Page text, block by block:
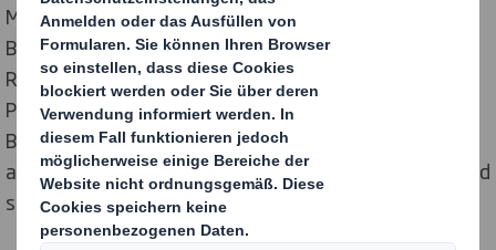
Mit der Neubesetzung trägt DS Smith der besonderen
Bedeutung des deutschen Verpackungsmarktes
Rechnung, welcher zu den größten in Europa zählt.
Philip Bautil, der bisher als Managing Director neben
Belgien, den Niederlanden und Luxemburg (Benelux)
auch Deutschland und die Schweiz verantwortete, wird
sich künftig ganz auf Benelux konzentrieren.